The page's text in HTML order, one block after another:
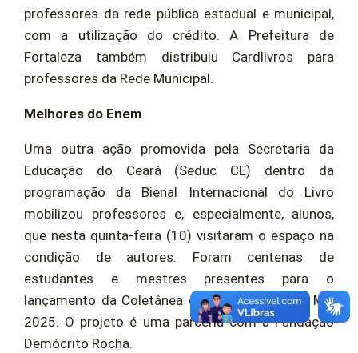
professores da rede pública estadual e municipal,
com a utilização do crédito. A Prefeitura de
Fortaleza também distribuiu Cardlivros para
professores da Rede Municipal.
Melhores do Enem
Uma outra ação promovida pela Secretaria da
Educação do Ceará (Seduc CE) dentro da
programação da Bienal Internacional do Livro
mobilizou professores e, especialmente, alunos,
que nesta quinta-feira (10) visitaram o espaço na
condição de autores. Foram centenas de
estudantes e mestres presentes para o
lançamento da Coletânea de Redações ENEM Mix
2025. O projeto é uma parceria com a Fundação
Demócrito Rocha.